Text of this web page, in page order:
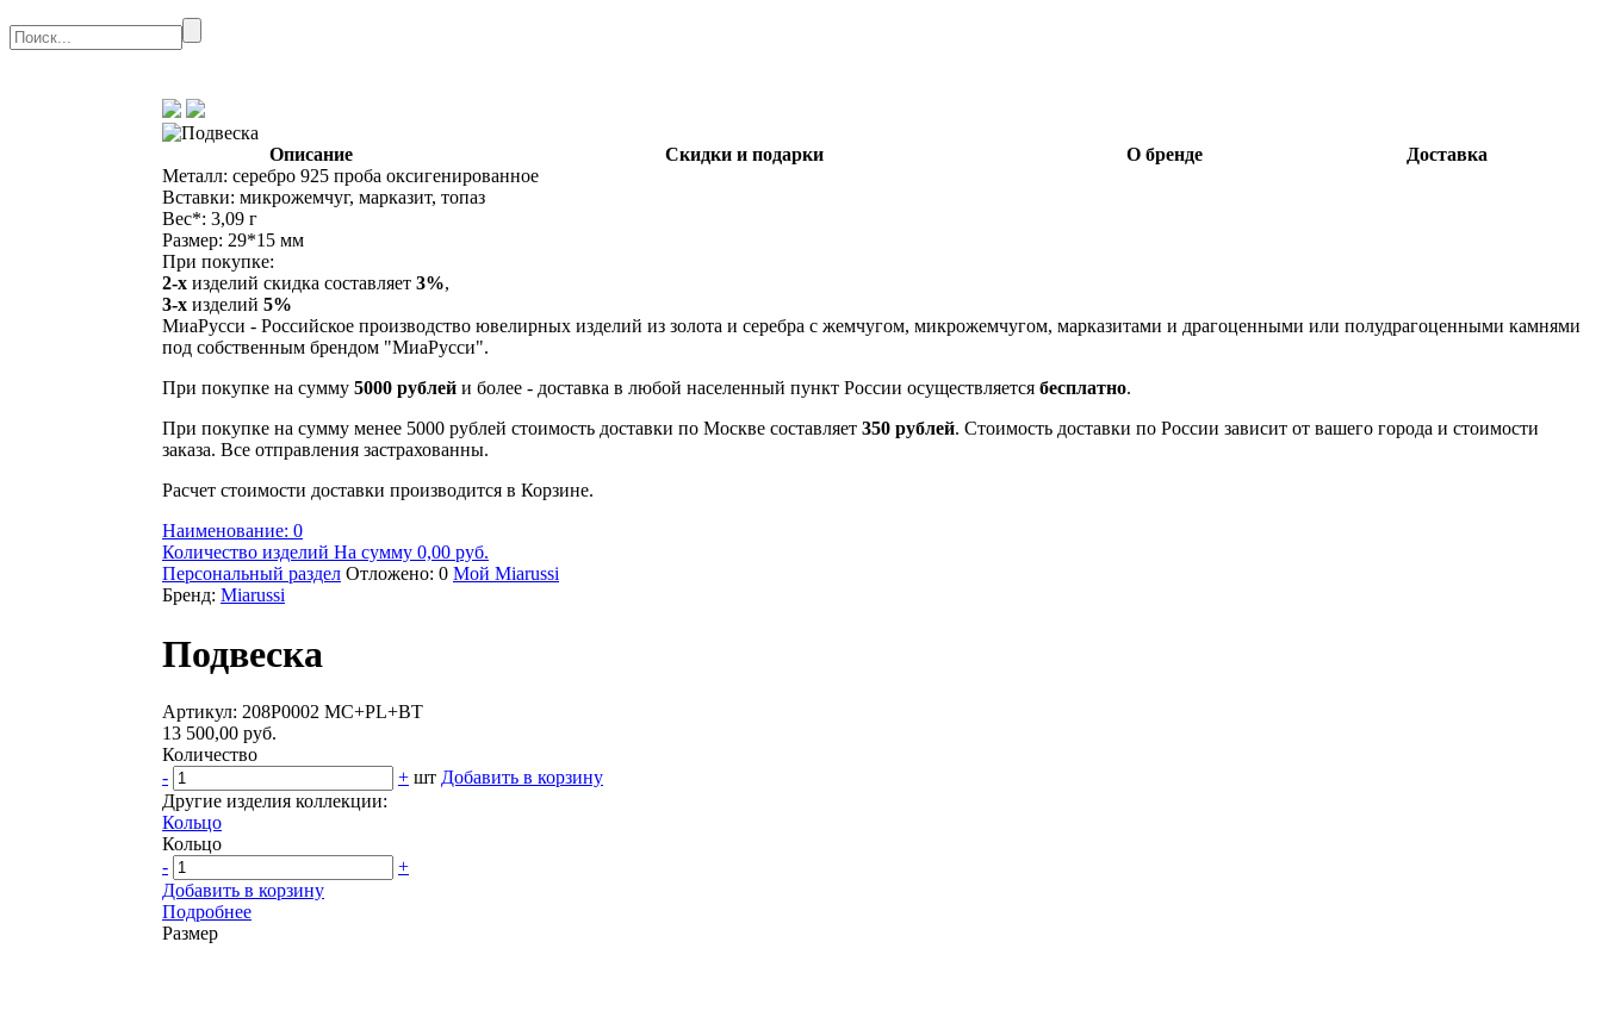
Описание Скидки и подарки О бренде
Доставка
Металл: серебро 925 проба оксигенированное
Вставки: микрожемчуг, марказит, топаз
Вес*: 3,09 г
Размер: 29*15 мм
При покупке:
2-х изделий скидка составляет 3%,
3-х изделий 5%
МиаРусси - Российское производство ювелирных изделий из золота и серебра с жемчугом, микрожемчугом, марказитами и драгоценными или полудрагоценными камнями
под собственным брендом "МиаРусси".
При покупке на сумму 5000 рублей и более - доставка в любой населенный пункт России осуществляется бесплатно.
При покупке на сумму менее 5000 рублей стоимость доставки по Москве составляет 350 рублей. Стоимость доставки по России зависит от вашего города и стоимости
заказа. Все отправления застрахованны.
Расчет стоимости доставки производится в Корзине.
Наименование: 0
Количество изделий На сумму 0,00 руб.
Персональный раздел Отложено: 0 Мой Miarussi
Бренд: Miarussi
Подвеска
Артикул: 208P0002 MC+PL+BT
13 500,00 руб.
Количество
-
+ шт Добавить в корзину
Другие изделия коллекции:
Кольцо
Кольцо
-
+
Добавить в корзину
Подробнее
Размер